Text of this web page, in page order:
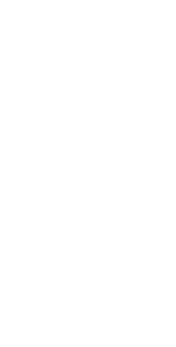
をご了承ください。
。
商品です。
を得ず変更すること
類(PBDE) 1000ppm以下、
以下、フタル酸ジブチ
｢規制貨物等」とい
引許可)を取得する